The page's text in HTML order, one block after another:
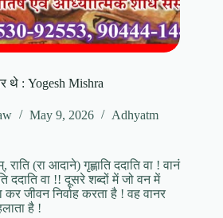
थे : Yogesh Mishra
May 9, 2026 Adhyatm
(रा आदाने) गृह्णाति ददाति वा ! वानं
ददाति वा !! दूसरे शब्दों में जो वन में
जीवन निर्वाह करता है ! वह वानर
है !